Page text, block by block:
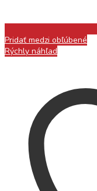
Pridať medzi obľúbené
Rýchly náhľad